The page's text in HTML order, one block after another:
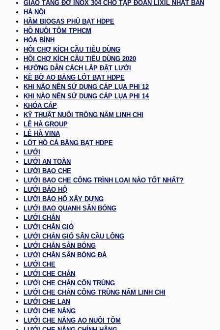
GIAO TĂNG ĐƠ INOX 304 CHO TẬP ĐOÀN LIXIL NHẬT BẢN
HÀ NỘI
HẦM BIOGAS PHỦ BẠT HDPE
HỒ NUÔI TÔM TPHCM
HÒA BÌNH
HỘI CHỢ KÍCH CẦU TIÊU DÙNG
HỘI CHỢ KÍCH CẦU TIÊU DÙNG 2020
HƯỚNG DẪN CÁCH LẮP ĐẶT LƯỚI
KÈ BỜ AO BẰNG LÓT BẠT HDPE
KHI NÀO NÊN SỬ DỤNG CÁP LỤA PHI 12
KHI NÀO NÊN SỬ DỤNG CÁP LỤA PHI 14
KHÓA CÁP
KỸ THUẬT NUÔI TRỒNG NẤM LINH CHI
LÊ HÀ GROUP
LÊ HÀ VINA
LÓT HỒ CÁ BẰNG BẠT HDPE
LƯỚI
LƯỚI AN TOÀN
LƯỚI BAO CHE
LƯỚI BAO CHE CÔNG TRÌNH LOẠI NÀO TỐT NHẤT?
LƯỚI BẢO HỘ
LƯỚI BẢO HỘ XÂY DỰNG
LƯỚI BAO QUANH SÂN BÓNG
LƯỚI CHẮN
LƯỚI CHẮN GIÓ
LƯỚI CHẮN GIÓ SÂN CẦU LÔNG
LƯỚI CHẮN SÂN BÓNG
LƯỚI CHẮN SÂN BÓNG ĐÁ
LƯỚI CHE
LƯỚI CHE CHẮN
LƯỚI CHE CHẮN CÔN TRÙNG
LƯỚI CHE CHẮN CÔNG TRÙNG NẤM LINH CHI
LƯỚI CHE LAN
LƯỚI CHE NẮNG
LƯỚI CHE NẮNG AO NUÔI TÔM